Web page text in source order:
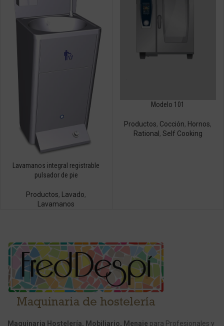
Lavamanos integral registrable
pulsador de pie
Productos, Lavado,
Lavamanos
Modelo 101
Productos, Cocción, Hornos,
Rational , Self Cooking
Maquinaria Hostelería, Mobiliario, Menaje para Profesionales y